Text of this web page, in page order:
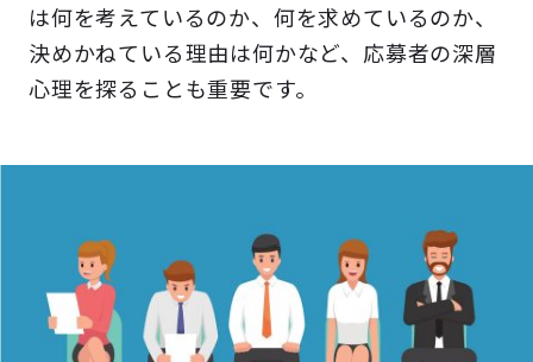
は何を考えているのか、何を求めているのか、
決めかねている理由は何かなど、応募者の深層
心理を探ることも重要です。